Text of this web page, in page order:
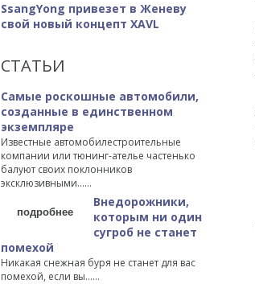
SsangYong привезет в Женеву
свой новый концепт XAVL
СТАТЬИ
Самые роскошные автомобили,
созданные в единственном
экземпляре
Известные автомобилестроительные
компании или тюнинг-ателье частенько
балуют своих поклонников
эксклюзивными…...
подробнее
Внедорожники,
которым ни один
сугроб не станет
помехой
Никакая снежная буря не станет для вас
помехой, если вы…...